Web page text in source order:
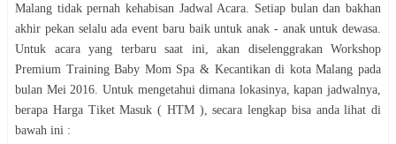
Malang tidak pernah kehabisan Jadwal Acara. Setiap bulan dan bakhan
akhir pekan selalu ada event baru baik untuk anak - anak untuk dewasa.
Untuk acara yang terbaru saat ini, akan diselenggrakan Workshop
Premium Training Baby Mom Spa & Kecantikan di kotaMalang pada
bulan Mei 2016 . Untuk mengetahui dimana lokasinya, kapan jadwalnya,
berapa Harga Tiket Masuk ( HTM ), secara lengkap bisa anda lihat di
bawah ini :